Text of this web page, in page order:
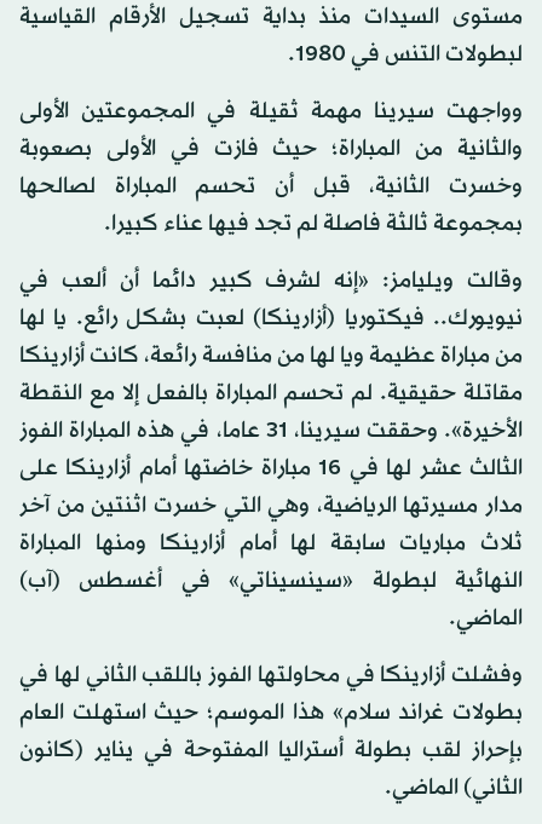
مستوى السيدات منذ بداية تسجيل الأرقام القياسية
لبطولات التنس في 1980.
وواجهت سيرينا مهمة ثقيلة في المجموعتين الأولى
والثانية من المباراة؛ حيث فازت في الأولى بصعوبة
وخسرت الثانية، قبل أن تحسم المباراة لصالحها
بمجموعة ثالثة فاصلة لم تجد فيها عناء كبيرا.
وقالت ويليامز: «إنه لشرف كبير دائما أن ألعب في
نيويورك.. فيكتوريا (أزارينكا) لعبت بشكل رائع. يا لها
من مباراة عظيمة ويا لها من منافسة رائعة، كانت أزارينكا
مقاتلة حقيقية. لم تحسم المباراة بالفعل إلا مع النقطة
الأخيرة». وحققت سيرينا، 31 عاما، في هذه المباراة الفوز
الثالث عشر لها في 16 مباراة خاضتها أمام أزارينكا على
مدار مسيرتها الرياضية، وهي التي خسرت اثنتين من آخر
ثلاث مباريات سابقة لها أمام أزارينكا ومنها المباراة
النهائية لبطولة «سينسيناتي» في أغسطس (آب)
الماضي.
وفشلت أزارينكا في محاولتها الفوز باللقب الثاني لها في
بطولات غراند سلام» هذا الموسم؛ حيث استهلت العام
بإحراز لقب بطولة أستراليا المفتوحة في يناير (كانون
الثاني) الماضي.